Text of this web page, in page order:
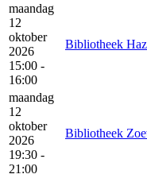
maandag
12
oktober
2026
15:00 -
16:00
Bibliotheek
maandag
12
oktober
2026
19:30 -
21:00
Bibliotheek